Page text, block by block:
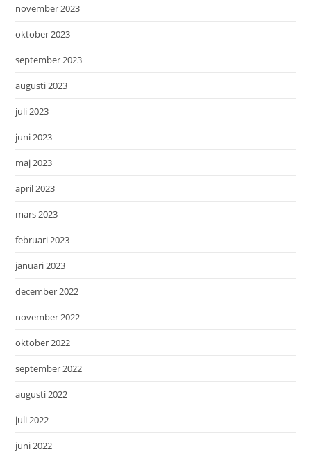
november 2023
oktober 2023
september 2023
augusti 2023
juli 2023
juni 2023
maj 2023
april 2023
mars 2023
februari 2023
januari 2023
december 2022
november 2022
oktober 2022
september 2022
augusti 2022
juli 2022
juni 2022